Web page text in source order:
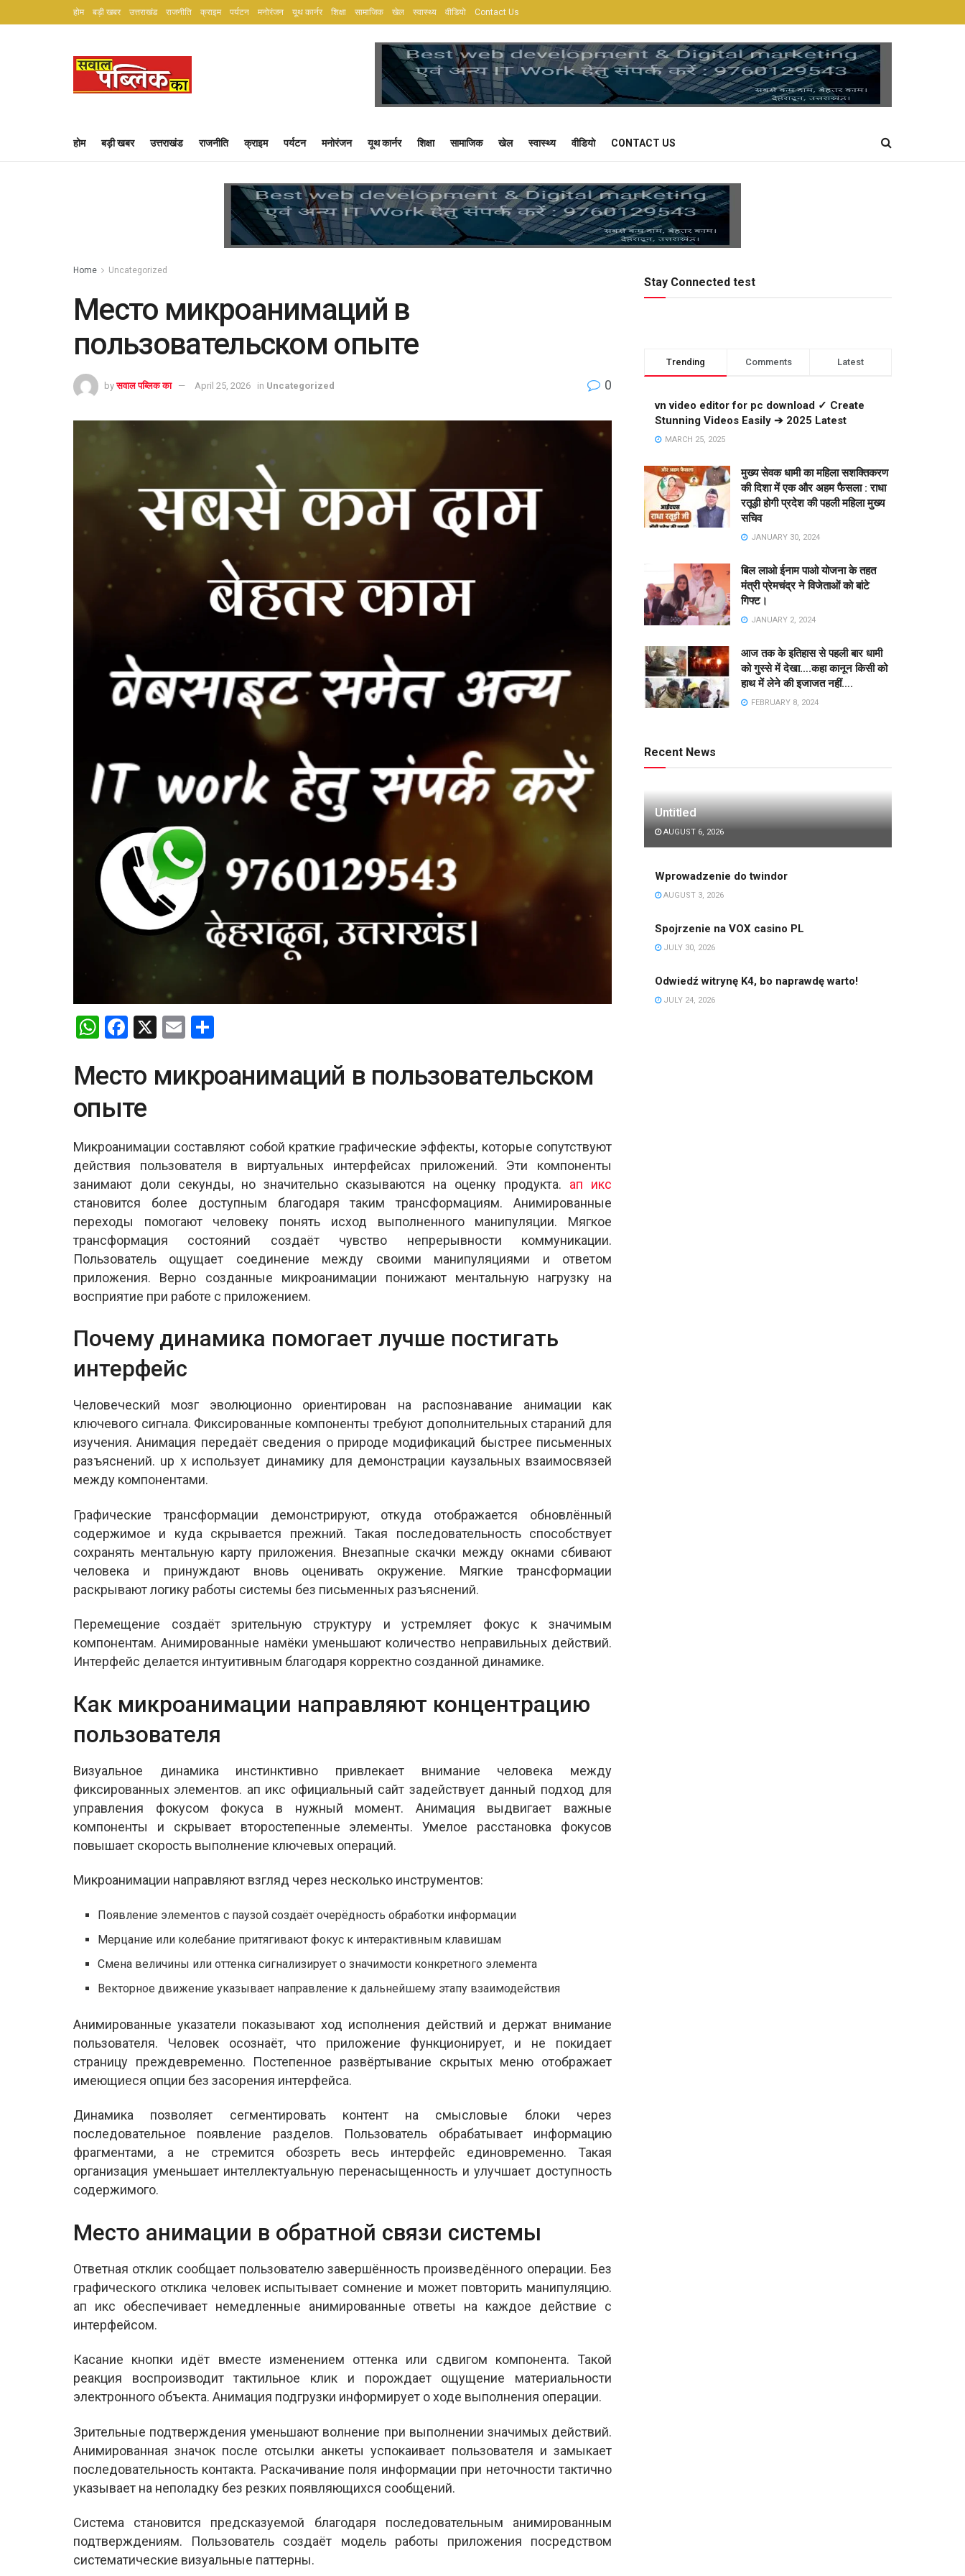
होम बड़ी खबर उत्तराखंड राजनीति क्राइम पर्यटन मनोरंजन यूथ कार्नर शिक्षा सामाजिक खेल स्वास्थ्य वीडियो Contact Us
होम बड़ी खबर उत्तराखंड राजनीति क्राइम पर्यटन मनोरंजन यूथ कार्नर शिक्षा सामाजिक खेल स्वास्थ्य वीडियो CONTACT US
Home Uncategorized
Место микроанимаций в
пользовательском опыте
by सवाल पब्लिक का April 25, 2026 in Uncategorized 0
W
at
s
A
p
p
F
ce
b
o
o
k
X
E
ail ar
Место микроанимаций в пользовательском
опыте
Микроанимации составляют собой краткие графические эффекты, которые сопутствуют
действия пользователя в виртуальных интерфейсах приложений. Эти компоненты
занимают доли секунды, но значительно сказываются на оценку продукта. ап икс
становится более доступным благодаря таким трансформациям. Анимированные
переходы помогают человеку понять исход выполненного манипуляции. Мягкое
трансформация состояний создаёт чувство непрерывности коммуникации.
Пользователь ощущает соединение между своими манипуляциями и ответом
приложения. Верно созданные микроанимации понижают ментальную нагрузку на
восприятие при работе с приложением.
Почему динамика помогает лучше постигать
интерфейс
Человеческий мозг эволюционно ориентирован на распознавание анимации как
ключевого сигнала. Фиксированные компоненты требуют дополнительных стараний для
изучения. Анимация передаёт сведения о природе модификаций быстрее письменных
разъяснений. up x использует динамику для демонстрации каузальных взаимосвязей
между компонентами.
Графические трансформации демонстрируют, откуда отображается обновлённый
содержимое и куда скрывается прежний. Такая последовательность способствует
сохранять ментальную карту приложения. Внезапные скачки между окнами сбивают
человека и принуждают вновь оценивать окружение. Мягкие трансформации
раскрывают логику работы системы без письменных разъяснений.
Перемещение создаёт зрительную структуру и устремляет фокус к значимым
компонентам. Анимированные намёки уменьшают количество неправильных действий.
Интерфейс делается интуитивным благодаря корректно созданной динамике.
Как микроанимации направляют концентрацию
пользователя
Визуальное динамика инстинктивно привлекает внимание человека между
фиксированных элементов. ап икс официальный сайт задействует данный подход для
управления фокусом фокуса в нужный момент. Анимация выдвигает важные
компоненты и скрывает второстепенные элементы. Умелое расстановка фокусов
повышает скорость выполнение ключевых операций.
Микроанимации направляют взгляд через несколько инструментов:
Появление элементов с паузой создаёт очерёдность обработки информации
Мерцание или колебание притягивают фокус к интерактивным клавишам
Смена величины или оттенка сигнализирует о значимости конкретного элемента
Векторное движение указывает направление к дальнейшему этапу взаимодействия
Анимированные указатели показывают ход исполнения действий и держат внимание
пользователя. Человек осознаёт, что приложение функционирует, и не покидает
страницу преждевременно. Постепенное развёртывание скрытых меню отображает
имеющиеся опции без засорения интерфейса.
Динамика позволяет сегментировать контент на смысловые блоки через
последовательное появление разделов. Пользователь обрабатывает информацию
фрагментами, а не стремится обозреть весь интерфейс единовременно. Такая
организация уменьшает интеллектуальную перенасыщенность и улучшает доступность
содержимого.
Место анимации в обратной связи системы
Ответная отклик сообщает пользователю завершённость произведённого операции. Без
графического отклика человек испытывает сомнение и может повторить манипуляцию.
ап икс обеспечивает немедленные анимированные ответы на каждое действие с
интерфейсом.
Касание кнопки идёт вместе изменением оттенка или сдвигом компонента. Такой
реакция воспроизводит тактильное клик и порождает ощущение материальности
электронного объекта. Анимация подгрузки информирует о ходе выполнения операции.
Зрительные подтверждения уменьшают волнение при выполнении значимых действий.
Анимированная значок после отсылки анкеты успокаивает пользователя и замыкает
последовательность контакта. Раскачивание поля информации при неточности тактично
указывает на неполадку без резких появляющихся сообщений.
Система становится предсказуемой благодаря последовательным анимированным
подтверждениям. Пользователь создаёт модель работы приложения посредством
систематические визуальные паттерны.
Stay Connected test
Trending Comments Latest
vn video editor for pc download ✓ Create
Stunning Videos Easily ➔ 2025 Latest
MARCH 25, 2025
मुख्य सेवक धामी का महिला सशक्तिकरण
की दिशा में एक और अहम फैसला : राधा
रतूड़ी होगी प्रदेश की पहली महिला मुख्य
सचिव
JANUARY 30, 2024
बिल लाओ ईनाम पाओ योजना के तहत
मंत्री प्रेमचंद्र ने विजेताओं को बांटे
गिफ्ट।
JANUARY 2, 2024
आज तक के इतिहास से पहली बार धामी
को गुस्से में देखा….कहा कानून किसी को
हाथ में लेने की इजाजत नहीं….
FEBRUARY 8, 2024
Recent News
Untitled
AUGUST 6, 2026
Wprowadzenie do twindor
AUGUST 3, 2026
Spojrzenie na VOX casino PL
JULY 30, 2026
Odwiedź witrynę K4, bo naprawdę warto!
JULY 24, 2026